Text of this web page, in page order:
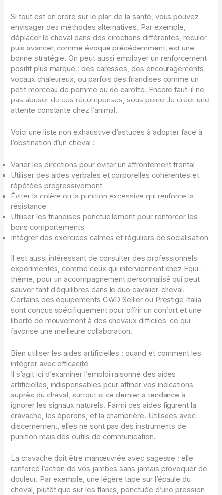
Si tout est en ordre sur le plan de la santé, vous pouvez
envisager des méthodes alternatives. Par exemple,
déplacer le cheval dans des directions différentes, reculer
puis avancer, comme évoqué précédemment, est une
bonne stratégie. On peut aussi employer un renforcement
positif plus marqué : des caresses, des encouragements
vocaux chaleureux, ou parfois des friandises comme un
petit morceau de pomme ou de carotte. Encore faut-il ne
pas abuser de ces récompenses, sous peine de créer une
attente constante chez l’animal.
Voici une liste non exhaustive d’astuces à adopter face à
l’obstination d’un cheval :
Varier les directions pour éviter un affrontement frontal
Utiliser des aides verbales et corporelles cohérentes et
répétées progressivement
Éviter la colère ou la punition excessive qui renforce la
résistance
Utiliser les friandises ponctuellement pour renforcer les
bons comportements
Intégrer des exercices calmes et réguliers de socialisation
Il est aussi intéressant de consulter des professionnels
expérimentés, comme ceux qui interviennent chez Equi-
thème, pour un accompagnement personnalisé qui peut
sauver tant d’équilibres dans le duo cavalier-cheval.
Certains des équipements CWD Sellier ou Prestige Italia
sont conçus spécifiquement pour offrir un confort et une
liberté de mouvement à des chevaux difficiles, ce qui
favorise une meilleure collaboration.
Bien utiliser les aides artificielles : quand et comment les
intégrer avec efficacité
Il s’agit ici d’examiner l’emploi raisonné des aides
artificielles, indispensables pour affiner vos indications
auprès du cheval, surtout si ce dernier a tendance à
ignorer les signaux naturels. Parmi ces aides figurent la
cravache, les éperons, et la chambrière. Utilisées avec
discernement, elles ne sont pas des instruments de
punition mais des outils de communication.
La cravache doit être manœuvrée avec sagesse : elle
renforce l’action de vos jambes sans jamais provoquer de
douleur. Par exemple, une légère tape sur l’épaule du
cheval, plutôt que sur les flancs, ponctuée d’une pression